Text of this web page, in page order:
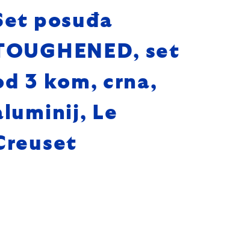
posuđa
set
3 kom, crna,
Le